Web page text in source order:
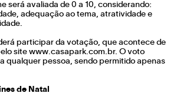
será avaliada de 0 a 10, considerando:
adequação ao tema, atratividade e
participar da votação, que acontece de
site www.casapark.com.br. O voto
qualquer pessoa, sendo permitido apenas
de Natal